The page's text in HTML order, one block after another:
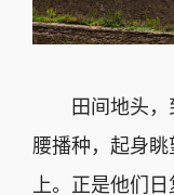
田间地头，
腰播种，起身
上。正是他们